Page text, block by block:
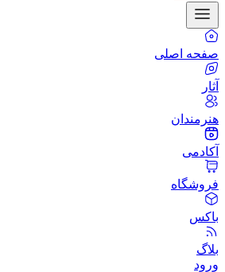
صفحه اصلی
آثار
هنرمندان
آکادمی
فروشگاه
باکس
بلاگ
ورود